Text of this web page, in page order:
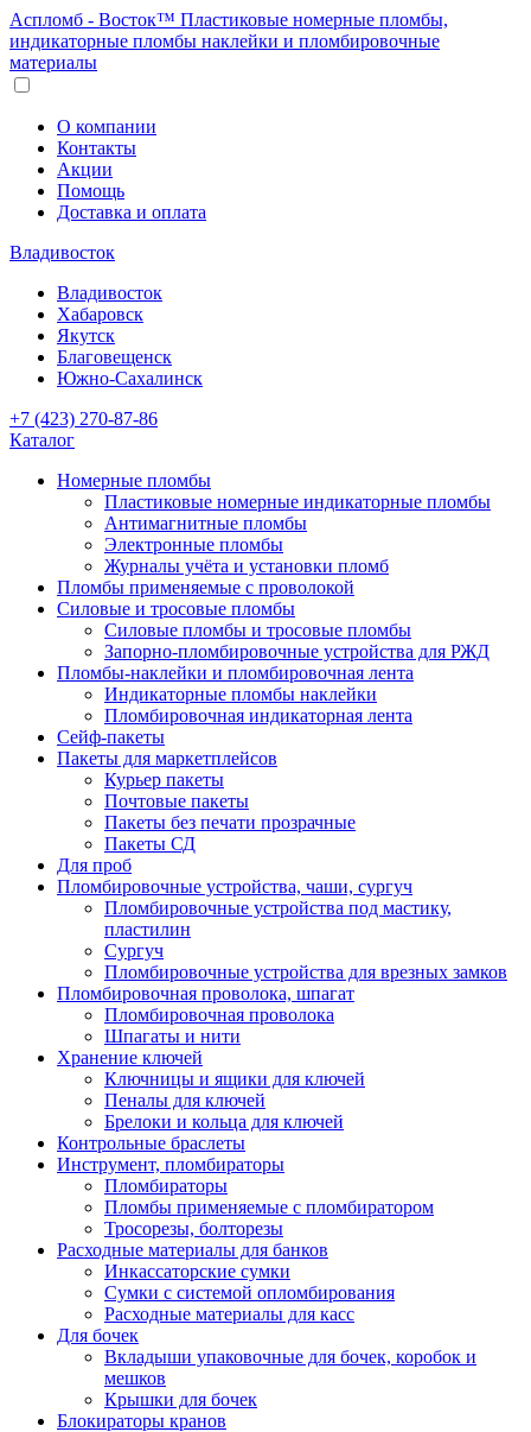
Аспломб - Восток™ Пластиковые номерные пломбы,
индикаторные пломбы наклейки и пломбировочные
материалы
О компании
Контакты
Акции
Помощь
Доставка и оплата
Владивосток
Владивосток
Хабаровск
Якутск
Благовещенск
Южно-Сахалинск
+7 (423) 270-87-86
Каталог
Номерные пломбы
Пластиковые номерные индикаторные пломбы
Антимагнитные пломбы
Электронные пломбы
Журналы учёта и установки пломб
Пломбы применяемые с проволокой
Силовые и тросовые пломбы
Силовые пломбы и тросовые пломбы
Запорно-пломбировочные устройства для РЖД
Пломбы-наклейки и пломбировочная лента
Индикаторные пломбы наклейки
Пломбировочная индикаторная лента
Сейф-пакеты
Пакеты для маркетплейсов
Курьер пакеты
Почтовые пакеты
Пакеты без печати прозрачные
Пакеты СД
Для проб
Пломбировочные устройства, чаши, сургуч
Пломбировочные устройства под мастику,
пластилин
Сургуч
Пломбировочные устройства для врезных замков
Пломбировочная проволока, шпагат
Пломбировочная проволока
Шпагаты и нити
Хранение ключей
Ключницы и ящики для ключей
Пеналы для ключей
Брелоки и кольца для ключей
Контрольные браслеты
Инструмент, пломбираторы
Пломбираторы
Пломбы применяемые с пломбиратором
Тросорезы, болторезы
Расходные материалы для банков
Инкассаторские сумки
Сумки с системой опломбирования
Расходные материалы для касс
Для бочек
Вкладыши упаковочные для бочек, коробок и
мешков
Крышки для бочек
Блокираторы кранов